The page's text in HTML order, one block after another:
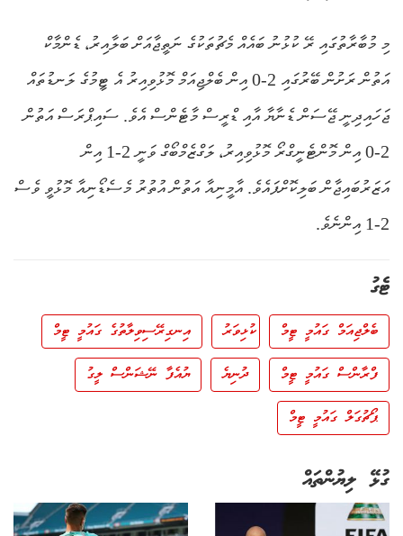
މި މުބާރާތުގައި ރޭ ކުޅުނު ބައެއް މެޗުތަކުގެ ނަތީޖާއަށް ބަލާއިރު، ޑެންމާކް
އަތުން ރަށުން ބޭރުގައި 2-0 އިން ބެލްޖިއަމް މޮޅުވިއިރު އެ ޓީމުގެ ލަނޑުތައް
ޖަހައިދިނީ ޖޭސަން ޑެނާޔާ އާއި ޑްރީސް މާޓެންސް އެވެ. ސައިޕްރަސް އަތުން
2-0 އިން މޮންޓެނީގްރޯ މޮޅުވިއިރު، ލަގްޒެމްބޯގް ވަނީ 2-1 އިން
އަޒަރުބައިޖާން ބަލިކޮށްފައެވެ. އާމީނިއާ އަތުން އުތުރު މެސެޑޯނިއާ މޮޅުވީ ވެސް
2-1 އިންނެވެ.
ޓެގު
ބެލްޖިއަމް ގައުމީ ޓީމް ކުޅިވަރު
އިނގިރޭސިވިލާތުގެ ގައުމީ ޓީމް
ފްރާންސް ގައުމީ ޓީމް
ދުނިޔެ
ޔުއެފާ ނޭޝަންސް ލީގު
ޕޯޗުގަލް ގައުމީ ޓީމް
ގުޅޭ ލިޔުންތައް